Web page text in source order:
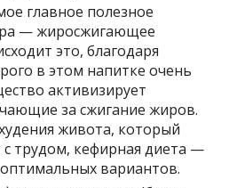
главное полезное
— жиросжигающее
это, благодаря
в этом напитке очень
активизирует
за сжигание жиров.
живота, который
трудом, кефирная диета —
вариантов.